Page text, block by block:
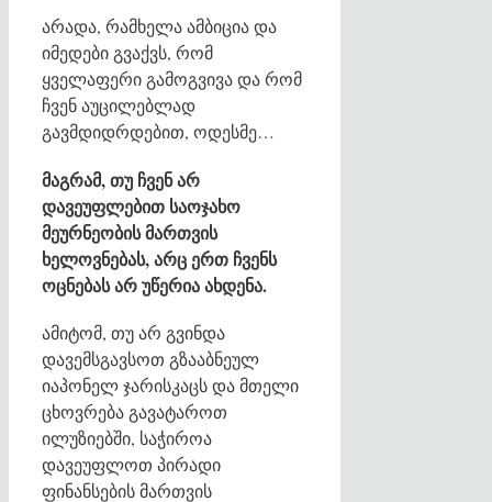
არადა, რამხელა ამბიცია და
იმედები გვაქვს, რომ
ყველაფერი გამოგვივა და რომ
ჩვენ აუცილებლად
გავმდიდრდებით, ოდესმე…
მაგრამ, თუ ჩვენ არ
დავეუფლებით საოჯახო
მეურნეობის მართვის
ხელოვნებას, არც ერთ ჩვენს
ოცნებას არ უწერია ახდენა.
ამიტომ, თუ არ გვინდა
დავემსგავსოთ გზააბნეულ
იაპონელ ჯარისკაცს და მთელი
ცხოვრება გავატაროთ
ილუზიებში, საჭიროა
დავეუფლოთ პირადი
ფინანსების მართვის